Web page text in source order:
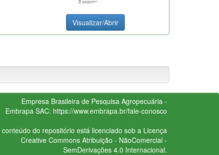
Visualizar/Abrir
Empresa Brasileira de Pesquisa Agropecuária -
Embrapa SAC: https://www.embrapa.br/fale-conosco
conteúdo do repositório está licenciado sob a Licença
Creative CommonsAtribuição - NãoComercial -
SemDerivações 4.0 Internacional.